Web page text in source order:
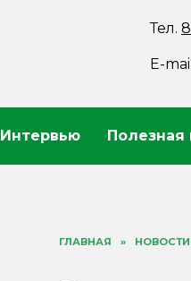
Тел.
E-
Интервью
ГЛАВНАЯ »